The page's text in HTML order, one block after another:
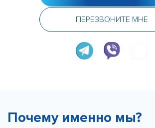
ПЕРЕЗВОНИТЕ МНЕ
Почему именно мы?